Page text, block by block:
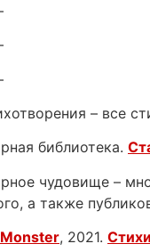
– все
библиотека.
чудовище –
а также
, 2021.